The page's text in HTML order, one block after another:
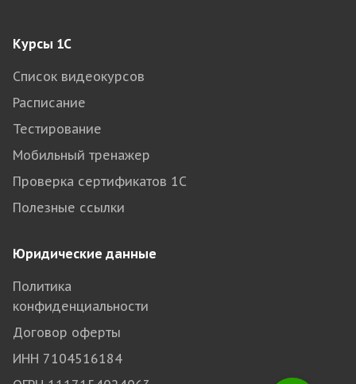
Курсы 1С
Список видеокурсов
Расписание
Тестирование
Мобильный тренажер
Проверка сертификатов 1С
Полезные ссылки
Юридические данные
Политика
конфиденциальности
Договор оферты
ИНН 7104516184